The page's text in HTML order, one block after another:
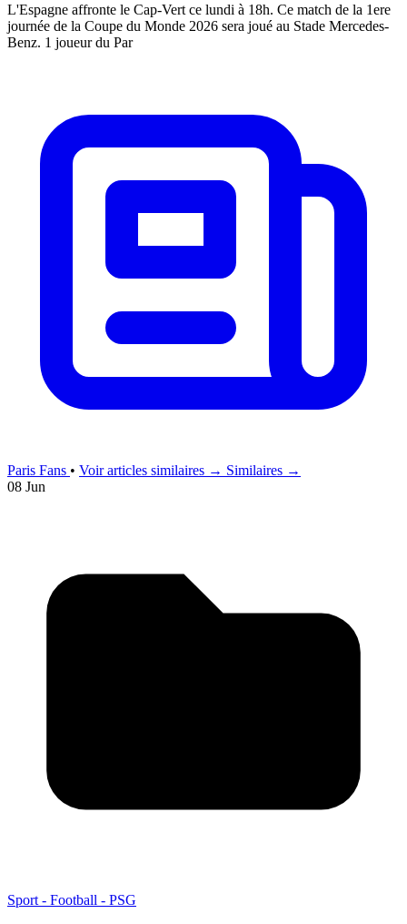
L'Espagne affronte le Cap-Vert ce lundi à 18h. Ce match de la 1ere
journée de la Coupe du Monde 2026 sera joué au Stade Mercedes-
Benz. 1 joueur du Par
Paris Fans • Voir articles similaires → Similaires →
08 Jun
Sport - Football - PSG